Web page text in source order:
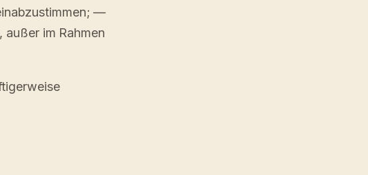
—
im Rahmen